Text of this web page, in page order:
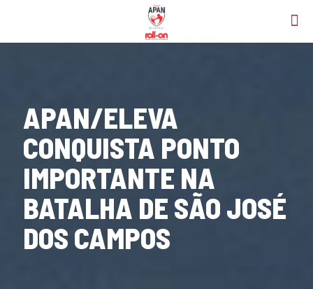
APAN/ELEVA
CONQUISTA PONTO
IMPORTANTE NA
BATALHA DE SÃO JOSÉ
DOS CAMPOS